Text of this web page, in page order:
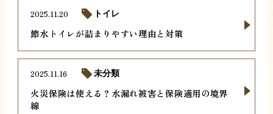
節水トイレが詰まりやすい理由と対策
2025.11.20 トイレ
火災保険は使える？水漏れ被害と保険適用の境界
線
2025.11.16 未分類